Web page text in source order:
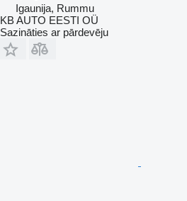
Igaunija, Rummu
KB AUTO EESTI OÜ
Sazināties ar pārdevēju